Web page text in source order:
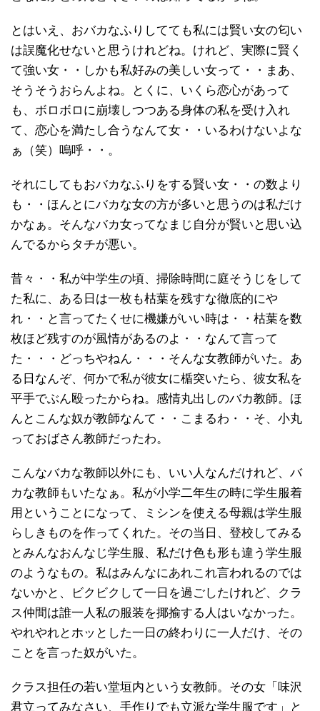
とはいえ、おバカなふりしてても私には賢い女の匂い
は誤魔化せないと思うけれどね。けれど、実際に賢く
て強い女・・しかも私好みの美しい女って・・まあ、
そうそうおらんよね。とくに、いくら恋心があって
も、ボロボロに崩壊しつつある身体の私を受け入れ
て、恋心を満たし合うなんて女・・いるわけないよな
ぁ（笑）嗚呼・・。
それにしてもおバカなふりをする賢い女・・の数より
も・・ほんとにバカな女の方が多いと思うのは私だけ
かなぁ。そんなバカ女ってなまじ自分が賢いと思い込
んでるからタチが悪い。
昔々・・私が中学生の頃、掃除時間に庭そうじをして
た私に、ある日は一枚も枯葉を残すな徹底的にや
れ・・と言ってたくせに機嫌がいい時は・・枯葉を数
枚ほど残すのが風情があるのよ・・なんて言って
た・・・どっちやねん・・・そんな女教師がいた。あ
る日なんぞ、何かで私が彼女に楯突いたら、彼女私を
平手でぶん殴ったからね。感情丸出しのバカ教師。ほ
んとこんな奴が教師なんて・・こまるわ・・そ、小丸
っておばさん教師だったわ。
こんなバカな教師以外にも、いい人なんだけれど、バ
カな教師もいたなぁ。私が小学二年生の時に学生服着
用ということになって、ミシンを使える母親は学生服
らしきものを作ってくれた。その当日、登校してみる
とみんなおんなじ学生服、私だけ色も形も違う学生服
のようなもの。私はみんなにあれこれ言われるのでは
ないかと、ビクビクして一日を過ごしたけれど、クラ
ス仲間は誰一人私の服装を揶揄する人はいなかった。
やれやれとホッとした一日の終わりに一人だけ、その
ことを言った奴がいた。
クラス担任の若い堂垣内という女教師。その女「味沢
君立ってみなさい、手作りでも立派な学生服です」と